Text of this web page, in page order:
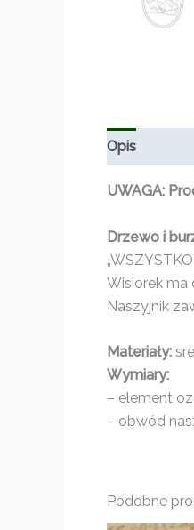
Opis
UWAGA:
Drzewo i
Wisiorek ma
Naszyjnik
Materiały:
Wymiary:
– element
– obwód
Podobne